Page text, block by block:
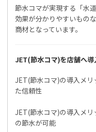
節水コマが実現する「水
効果が分かりやすいもの
商材となっています。
JET(節水コマ)を店舗へ
JET(節水コマ)の導入メ
た信頼性
JET(節水コマ)の導入メ
の節水が可能